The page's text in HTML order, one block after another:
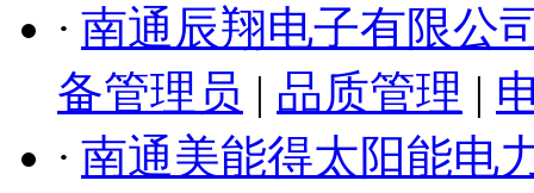
· 南通辰翔电子有限公
备管理员 | 品质管理 |
· 南通美能得太阳能电